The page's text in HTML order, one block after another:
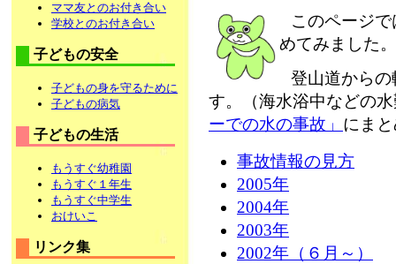
ママ友とのお付き合い
学校とのお付き合い
子どもの安全
子どもの身を守るために
子どもの病気
子どもの生活
もうすぐ幼稚園
もうすぐ１年生
もうすぐ中学生
おけいこ
リンク集
このページ
めてみました。
登山道から
す。（海水浴中などの
ーでの水の事故」 にま
事故情報の見方
2005年
2004年
2003年
2002年（６月～）